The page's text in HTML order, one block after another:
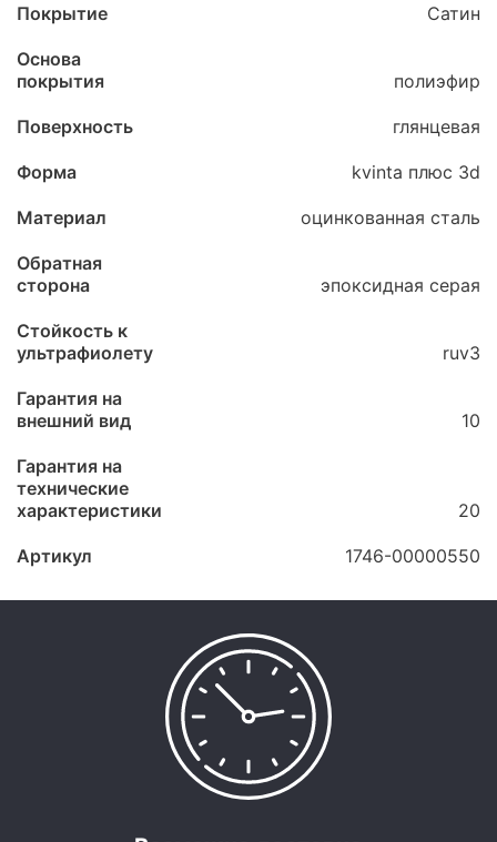
Покрытие Сатин
Основа
покрытия
полиэфир
Поверхность глянцевая
Форма kvinta плюс 3d
Материал оцинкованная сталь
Обратная
сторона
эпоксидная серая
Стойкость к
ультрафиолету
ruv3
Гарантия на
внешний вид
10
Гарантия на
технические
характеристики
20
Артикул 1746-00000550